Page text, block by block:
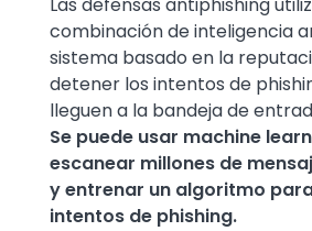
combinación de inteligencia
sistema basado en la
detener los intentos de
lleguen a la bandeja de
Se puede usar machine
escanear millones de
y entrenar un algoritmo
intentos de phishing.